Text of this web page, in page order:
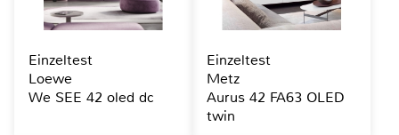
Einzeltest
Loewe
We SEE 42 oled dc
Einzeltest
Metz
Aurus 42 FA63 OLED
twin